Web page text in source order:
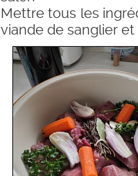
Mettre tous les
viande de sanglier